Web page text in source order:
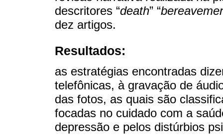
descritores “death” “
dez artigos.
Resultados:
as estratégias encontradas
telefônicas, à gravação de
das fotos, as quais são
focadas no cuidado com a
depressão e pelos distúrbios